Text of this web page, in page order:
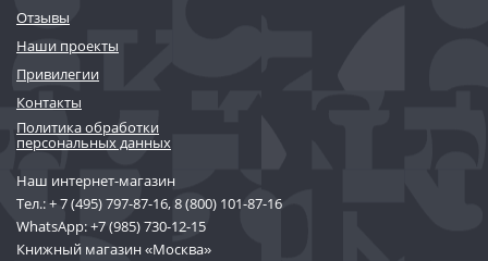
Отзывы
Наши проекты
Привилегии
Контакты
Политика обработки
персональных данных
Наш интернет-магазин
Тел.:+ 7 (495) 797-87-16,8 (800) 101-87-16
WhatsApp:+7 (985) 730-12-15
Книжный магазин «Москва»